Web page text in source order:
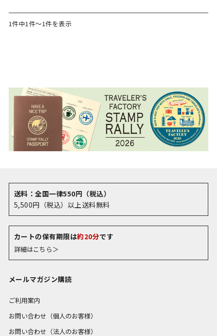
1件中1件～1件を表示
送料：全国一律550円（税込）
5,500円（税込）以上送料無料
カートの保有期限は約20分です
詳細はこちら＞
メールマガジン購読
ご利用案内
お問い合わせ（個人のお客様）
お問い合わせ（法人のお客様）